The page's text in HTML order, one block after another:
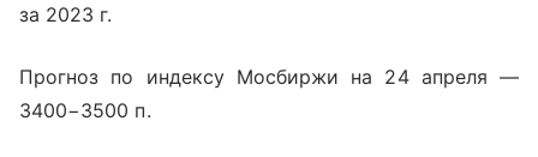
за 2023 г.
Прогноз по индексу Мосбиржи на 24 апреля —
3400−3500 п.